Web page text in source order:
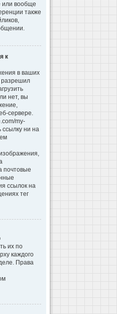
или вообще
также
к
в ваших
разрешил
нет, вы
сервере.
my-
ни на
почтовые
ссылок на
тег
их по
каждого
Права